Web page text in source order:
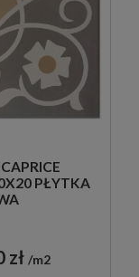
PŁYTKA
zł m2